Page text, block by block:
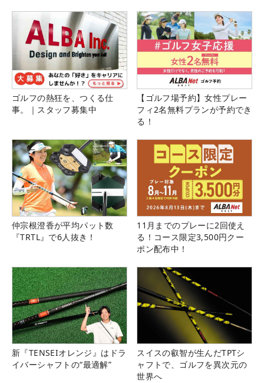
ゴルフの熱狂を、つくる仕
事。｜スタッフ募集中
【ゴルフ場予約】女性プレー
フィ2名無料プランが予約でき
る！
仲宗根澄香が平均パット数
『TRTL』で6人抜き！
11月までのプレーに2回使え
る！コース限定3,500円クー
ポン配布中！
新『TENSEIオレンジ』はドラ
イバーシャフトの“最適解”
スイスの叡智が生んだTPTシ
ャフトで、ゴルフを異次元の
世界へ